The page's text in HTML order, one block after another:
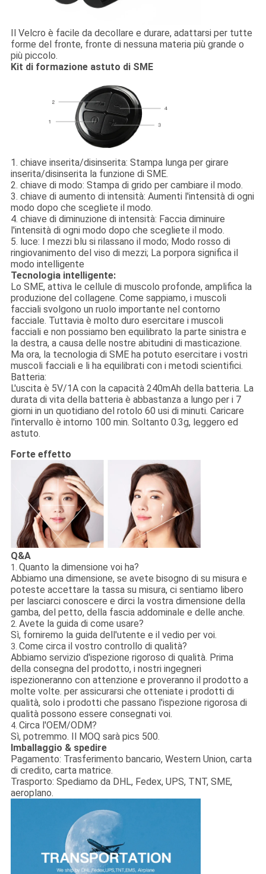
Il Velcro è facile da decollare e durare, adattarsi per tutte
forme del fronte, fronte di nessuna materia più grande o
più piccolo.
Kit di formazione astuto di SME
1. chiave inserita/disinserita: Stampa lunga per girare
inserita/disinserita la funzione di SME.
2. chiave di modo: Stampa di grido per cambiare il modo.
3. chiave di aumento di intensità: Aumenti l'intensità di ogni
modo dopo che scegliete il modo.
4. chiave di diminuzione di intensità: Faccia diminuire
l'intensità di ogni modo dopo che scegliete il modo.
5. luce: I mezzi blu si rilassano il modo; Modo rosso di
ringiovanimento del viso di mezzi; La porpora significa il
modo intelligente
Tecnologia intelligente:
Lo SME, attiva le cellule di muscolo profonde, amplifica la
produzione del collagene. Come sappiamo, i muscoli
facciali svolgono un ruolo importante nel contorno
facciale. Tuttavia è molto duro esercitare i muscoli
facciali e non possiamo ben equilibrato la parte sinistra e
la destra, a causa delle nostre abitudini di masticazione.
Ma ora, la tecnologia di SME ha potuto esercitare i vostri
muscoli facciali e li ha equilibrati con i metodi scientifici.
Batteria:
L'uscita è 5V/1A con la capacità 240mAh della batteria. La
durata di vita della batteria è abbastanza a lungo per i 7
giorni in un quotidiano del rotolo 60 usi di minuti. Caricare
l'intervallo è intorno 100 min. Soltanto 0.3g, leggero ed
astuto.
Forte effetto
Q&A
1. Quanto la dimensione voi ha?
Abbiamo una dimensione, se avete bisogno di su misura e
poteste accettare la tassa su misura, ci sentiamo libero
per lasciarci conoscere e dirci la vostra dimensione della
gamba, del petto, della fascia addominale e delle anche.
2. Avete la guida di come usare?
Sì, forniremo la guida dell'utente e il vedio per voi.
3. Come circa il vostro controllo di qualità?
Abbiamo servizio d'ispezione rigoroso di qualità. Prima
della consegna del prodotto, i nostri ingegneri
ispezioneranno con attenzione e proveranno il prodotto a
molte volte. per assicurarsi che otteniate i prodotti di
qualità, solo i prodotti che passano l'ispezione rigorosa di
qualità possono essere consegnati voi.
4. Circa l'OEM/ODM?
Sì, potremmo. Il MOQ sarà pics 500.
Imballaggio & spedire
Pagamento: Trasferimento bancario, Western Union, carta
di credito, carta matrice.
Trasporto: Spediamo da DHL, Fedex, UPS, TNT, SME,
aeroplano.